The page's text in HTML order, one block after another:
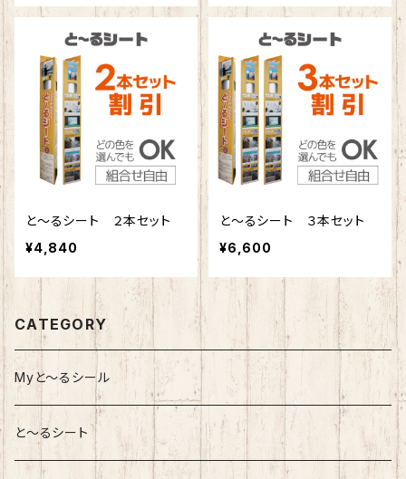
と〜るシート ２本セット
¥4,840
と〜るシート ３本セット
¥6,600
CATEGORY
Myと～るシール
と～るシート